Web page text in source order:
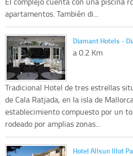
apartamentos. También di...
Diamant Hotels -
a 0.2 Km
Tradicional Hotel de tres estrellas
de Cala Ratjada, en la isla de
establecimiento compuesto por un
rodeado por amplias zonas...
Hotel Allsun Illot